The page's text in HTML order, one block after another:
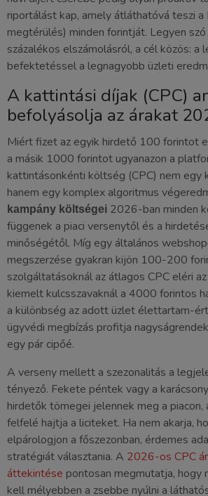
riportálást kap, amely átláthatóvá teszi a
megtérülés) minden forintját. Legyen
százalékos elszámolásról, a cél közös: a
befektetéssel a legnagyobb üzleti
A kattintási díjak (CPC)
befolyásolja az árakat
Miért fizet az egyik hirdető 100 forintot
a másik 1000 forintot ugyanazon a
kattintásonkénti költség (CPC) nem egy
hanem egy komplex algoritmus
kampány költségei 2026-ban minden
függenek a piaci versenytől és a
minőségétől. Míg egy általános
megszerzése gyakran kijön 100-200
szolgáltatásoknál az átlagos CPC eléri
kiemelt kulcsszavaknál a 4000 forintos
a különbség az adott üzlet élettartam-
ügyvédi megbízás profitja
egy pár cipőé.
A verseny mellett a szezonalitás a
tényező. Fekete péntek vagy a
hirdetők tömegei jelennek meg a piacon,
felfelé hajtja a liciteket. Ha nem akarja,
elpárologjon a főszezonban, érdemes
stratégiát választania. A 2026-os CPC
áttekintése pontosan megmutatja, hogy
kell mélyebben a zsebbe nyúlni a